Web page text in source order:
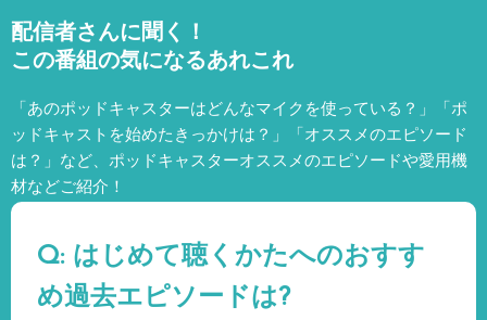
配信者さんに聞く！
この番組の気になるあれこれ
「あのポッドキャスターはどんなマイクを使っている？」「ポ
ッドキャストを始めたきっかけは？」「オススメのエピソード
は？」など、 ポッドキャスターオススメのエピソードや愛用機
材などご紹介！
Q: はじめて聴くかたへのおすす
め過去エピソードは?